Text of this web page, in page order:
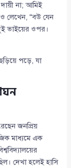
না; আমিই
লেখেন, “বউ যেন
ভাইয়ের ওপর।
পড়ে, যা
জনপ্রিয়
মাধ্যমে এক
দেখা হলেই হাসি